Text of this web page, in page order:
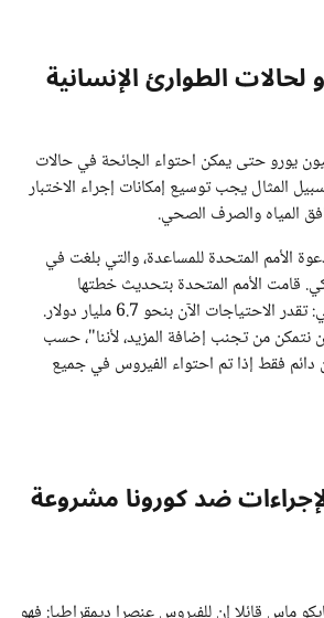
توفر ألمانيا 300 مليون يورو حتى يمكن احتواء الجائحة في حالات
المثال يجب توسيع إمكانات إجراء الاختبار
المياه والصرف الصحي.
الأمم المتحدة للمساعدة، والتي بلغت في
قامت الأمم المتحدة بتحديث خطتها
للمساعدة الأسبوع الماضي: تقدر الاحتياجات الآن بنحو 6.7 مليار دولار.
من تجنب إضافة المزيد، لأننا"، حسب
فقط إذا تم احتواء الفيروس في جميع
ضد كورونا مشروعة